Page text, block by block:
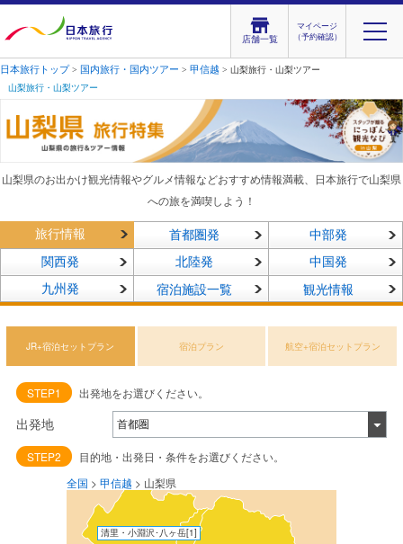
店舗一覧
マイページ
（予約確認）
日本旅行トップ> 国内旅行・国内ツアー > 甲信越 > 山梨旅行・山梨ツアー
山梨旅行・山梨ツアー
山梨県のお出かけ観光情報やグルメ情報などおすすめ情報満載、日本旅行で山梨県
への旅を満喫しよう！
旅行情報 首都圏発
中部発
関西発
北陸発
中国発
九州発
宿泊施設一覧 観光情報
JR+宿泊セットプラン 宿泊プラン 航空+宿泊セットプラン
STEP1 出発地をお選びください。
出発地
STEP2
目的地・出発日・条件をお選びください。
全国 > 甲信越 > 山梨県
清里・小淵沢･八ヶ岳[1]